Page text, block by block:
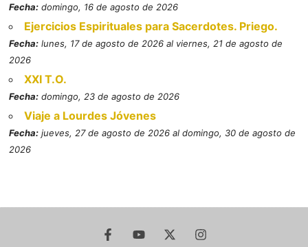
Fecha: domingo, 16 de agosto de 2026
Ejercicios Espirituales para Sacerdotes. Priego.
Fecha: lunes, 17 de agosto de 2026 al viernes, 21 de agosto de
2026
XXI T.O.
Fecha: domingo, 23 de agosto de 2026
Viaje a Lourdes Jóvenes
Fecha: jueves, 27 de agosto de 2026 al domingo, 30 de agosto de
2026